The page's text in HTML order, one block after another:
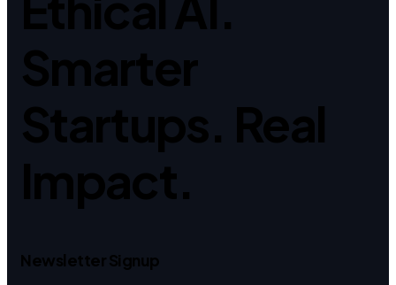
Smarter
Startups. Real
Impact.
Newsletter Signup